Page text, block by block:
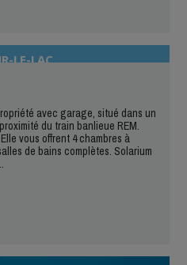
LE-LAC
avec garage, situé dans un
du train banlieue REM.
vous offrent 4 chambres à
de bains complètes. Solarium